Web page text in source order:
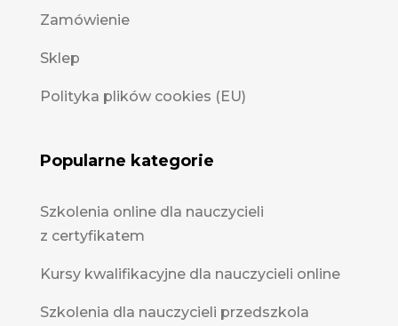
Zamówienie
Sklep
Polityka plików cookies (EU)
Popularne kategorie
Szkolenia online dla nauczycieli
z certyfikatem
Kursy kwalifikacyjne dla nauczycieli online
Szkolenia dla nauczycieli przedszkola